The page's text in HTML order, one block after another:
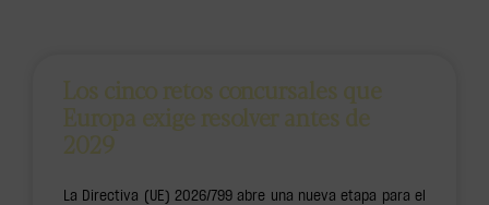
Los cinco retos concursales que
Europa exige resolver antes de
2029
La Directiva (UE) 2026/799 abre una nueva etapa para el